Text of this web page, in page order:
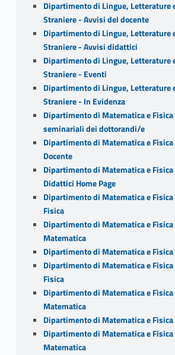
Dipartimento di Lingue, Letterature
Straniere - Avvisi del docente
Dipartimento di Lingue, Letterature
Straniere - Avvisi didattici
Dipartimento di Lingue, Letterature
Straniere - Eventi
Dipartimento di Lingue, Letterature
Straniere - In Evidenza
Dipartimento di Matematica e
seminariali dei dottorandi/e
Dipartimento di Matematica e
Docente
Dipartimento di Matematica e
Didattici Home Page
Dipartimento di Matematica e
Fisica
Dipartimento di Matematica e
Matematica
Dipartimento di Matematica e
Dipartimento di Matematica e
Fisica
Dipartimento di Matematica e
Matematica
Dipartimento di Matematica e
Dipartimento di Matematica e Fisica
Matematica